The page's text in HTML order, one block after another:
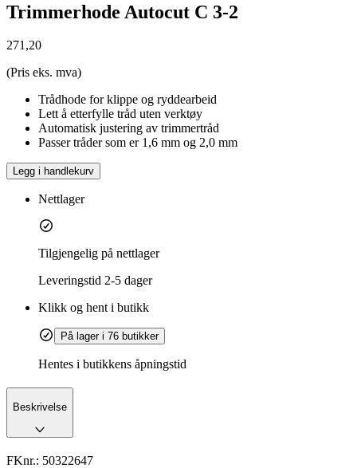
Trimmerhode Autocut C 3-2
271,20
(Pris eks. mva)
Trådhode for klippe og ryddearbeid
Lett å etterfylle tråd uten verktøy
Automatisk justering av trimmertråd
Passer tråder som er 1,6 mm og 2,0 mm
Legg i handlekurv
Nettlager
Tilgjengelig på nettlager
Leveringstid 2-5 dager
Klikk og hent i butikk
På lager i 76 butikker
Hentes i butikkens åpningstid
Beskrivelse
FKnr.: 50322647